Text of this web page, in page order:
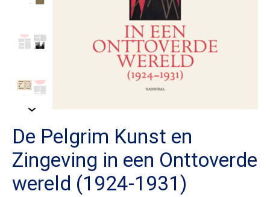
De Pelgrim Kunst en
Zingeving in een Onttoverde
wereld (1924-1931)